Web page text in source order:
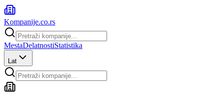
Kompanije.co.rs
MestaDelatnostiStatistika
Lat